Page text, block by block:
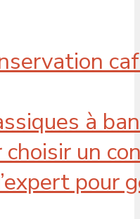
à
un
pour